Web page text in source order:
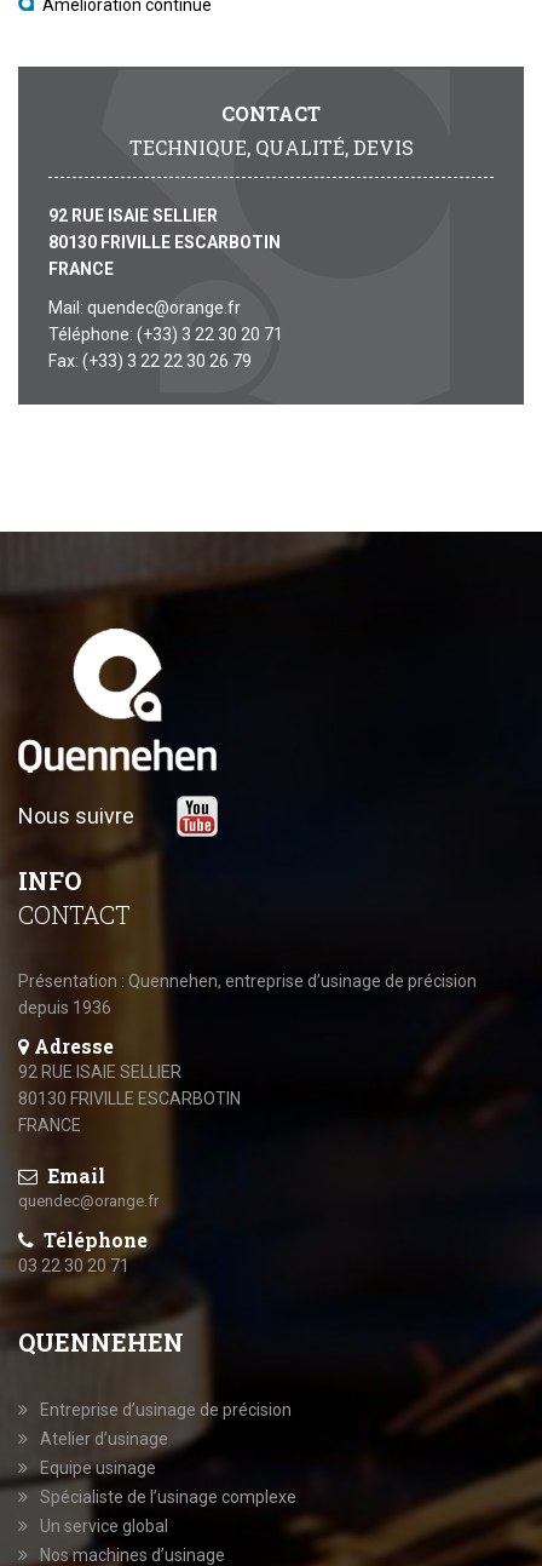
Amélioration continue
CONTACT
TECHNIQUE, QUALITÉ, DEVIS
92 RUE ISAIE SELLIER
80130 FRIVILLE ESCARBOTIN
FRANCE
Mail: quendec@orange.fr
Téléphone: (+33) 3 22 30 20 71
Fax: (+33) 3 22 22 30 26 79
Nous suivre
INFO
CONTACT
Présentation : Quennehen, entreprise d’usinage de précision
depuis 1936
Adresse
92 RUE ISAIE SELLIER
80130 FRIVILLE ESCARBOTIN
FRANCE
Email
quendec@orange.fr
Téléphone
03 22 30 20 71
QUENNEHEN
Entreprise d’usinage de précision
Atelier d’usinage
Equipe usinage
Spécialiste de l’usinage complexe
Un service global
Nos machines d’usinage